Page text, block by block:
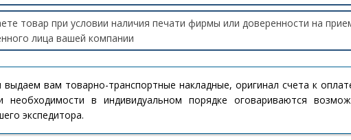
товар при условии наличия печати фирмы или доверенности на
лица вашей компании
вам товарно-транспортные накладные, оригинал счета к
необходимости в индивидуальном порядке оговариваются
экспедитора.